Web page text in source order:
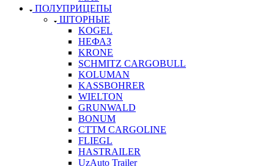
ПОЛУПРИЦЕПЫ
ШТОРНЫЕ
KOGEL
НЕФАЗ
KRONE
SCHMITZ CARGOBULL
KOLUMAN
KASSBOHRER
WIELTON
GRUNWALD
BONUM
CTTM CARGOLINE
FLIEGL
HASTRAILER
UzAuto Trailer